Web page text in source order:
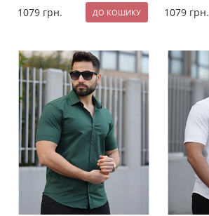
1079 грн. 1079 грн.